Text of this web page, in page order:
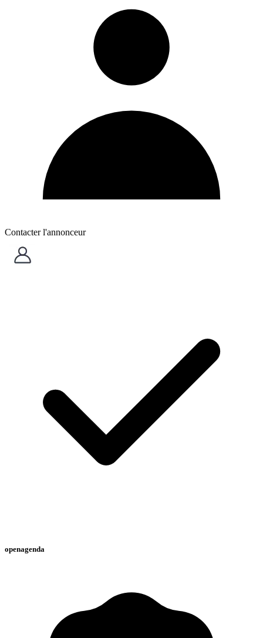
Contacter l'annonceur
openagenda